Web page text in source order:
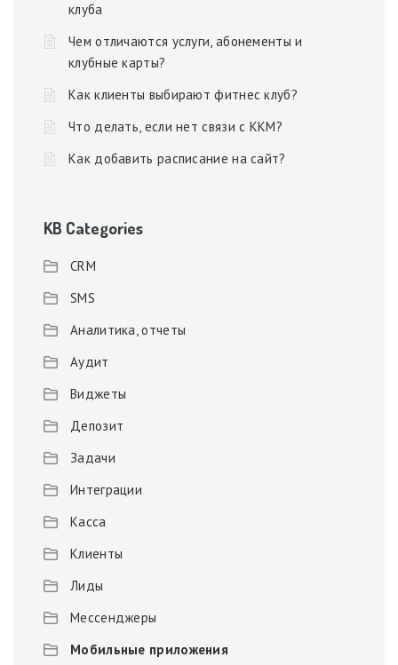
клуба
Чем отличаются услуги, абонементы и
клубные карты?
Как клиенты выбирают фитнес клуб?
Что делать, если нет связи с ККМ?
Как добавить расписание на сайт?
KB Categories
CRM
SMS
Аналитика, отчеты
Аудит
Виджеты
Депозит
Задачи
Интеграции
Касса
Клиенты
Лиды
Мессенджеры
Мобильные приложения